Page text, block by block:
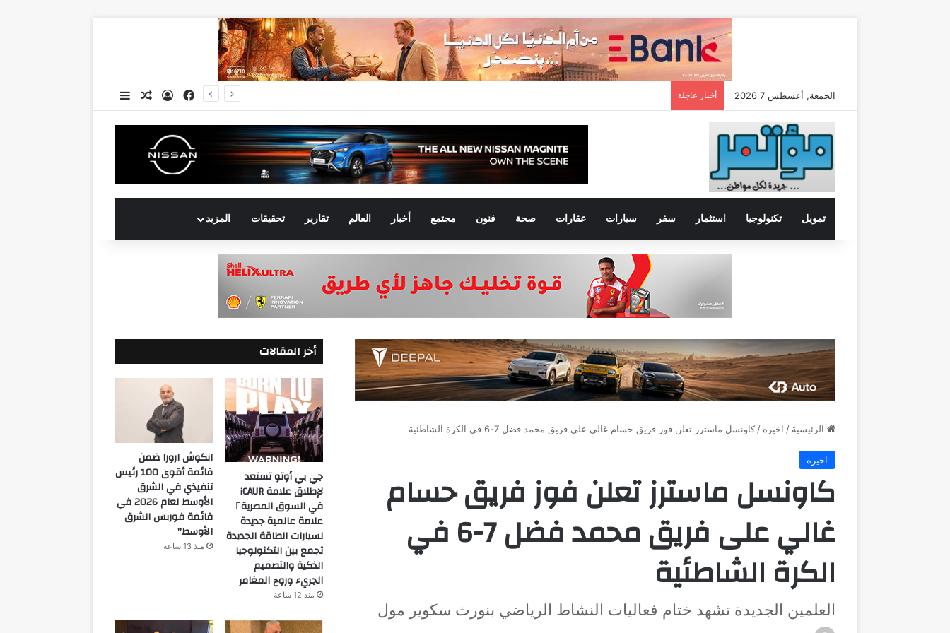
الجمعة, أغسطس 7 2026 أخبار عاجلة فيسبوكتسجيل الدخول
مقال عشوائي
إضافة عمود جانبي
تمويل تكنولوجيا استثمار سفر سيارات عقارات صحة فنون مجتمع أخبار العالم تقارير تحقيقات المزيد
الرئيسية / اخيره / كاونسل ماسترز تعلن فوز فريق حسام غالي على فريق محمد فضل 7-6 في الكرة الشاطئية
اخيره
كاونسل ماسترز تعلن فوز فريق حسام
غالي على فريق محمد فضل 7-6 في
الكرة الشاطئية
العلمين الجديدة تشهد ختام فعاليات النشاط الرياضي بنورث سكوير مول
أخر المقالات
جي بي أوتو تستعد
لإطلاق علامة iCAUR
في السوق المصرية
علامة عالمية جديدة
لسيارات الطاقة الجديدة
تجمع بين التكنولوجيا
الذكية والتصميم
الجريء وروح المغامر
منذ 12 ساعة
انكوش ارورا ضمن
قائمة أقوى 100 رئيس
تنفيذي في الشرق
الأوسط لعام 2026 في
قائمة فوربس الشرق
الأوسط”
منذ 13 ساعة